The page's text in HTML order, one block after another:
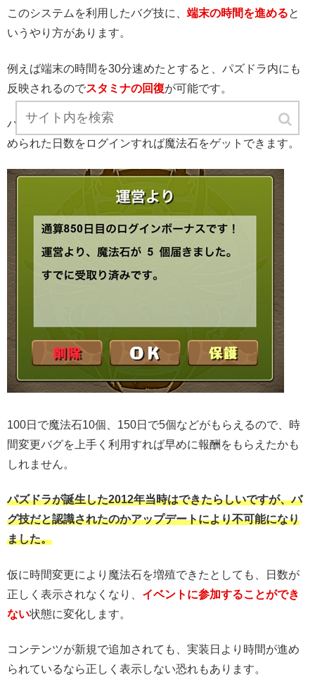
このシステムを利用したバグ技に、 端末の時間を進めると
いうやり方があります。
例えば端末の時間を30分速めたとすると、パズドラ内にも
反映されるのでスタミナの回復が可能です。
パズドラには通算日数によるログインボーナスがあり、決
められた日数をログインすれば魔法石をゲットできます。
100日で魔法石10個、150日で5個などがもらえるので、時
間変更バグを上手く利用すれば早めに報酬をもらえたかも
しれません。
パズドラが誕生した2012年当時はできたらしいですが、バ
グ技だと認識されたのかアップデートにより不可能になり
ました。
仮に時間変更により魔法石を増殖できたとしても、日数が
正しく表示されなくなり、 イベントに参加することができ
ない状態に変化します。
コンテンツが新規で追加されても、実装日より時間が進め
られているなら正しく表示しない恐れもあります。